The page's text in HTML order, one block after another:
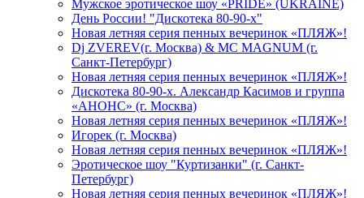
Мужское эротическое шоу «PRIDE» (UKRAINE)
День России! "Дискотека 80-90-х"
Новая летняя серия пенных вечеринок «ПЛЯЖ»!
Dj ZVEREV(г. Москва) & MC MAGNUM (г.
Санкт-Петербург)
Новая летняя серия пенных вечеринок «ПЛЯЖ»!
Дискотека 80-90-х. Александр Касимов и группа
«АНОНС» (г. Москва)
Новая летняя серия пенных вечеринок «ПЛЯЖ»!
Игорек (г. Москва)
Новая летняя серия пенных вечеринок «ПЛЯЖ»!
Эротическое шоу "Куртизанки" (г. Санкт-
Петербург)
Новая летняя серия пенных вечеринок «ПЛЯЖ»!